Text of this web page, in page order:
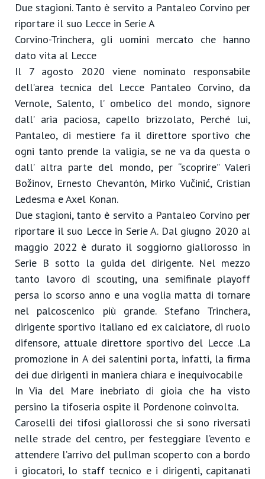
Due stagioni. Tanto è servito a Pantaleo Corvino per
riportare il suo Lecce in Serie A
Corvino-Trinchera, gli uomini mercato che hanno
dato vita al Lecce
Il 7 agosto 2020 viene nominato responsabile
dell’area tecnica del Lecce Pantaleo Corvino, da
Vernole, Salento, l’ ombelico del mondo, signore
dall’ aria paciosa, capello brizzolato, Perché lui,
Pantaleo, di mestiere fa il direttore sportivo che
ogni tanto prende la valigia, se ne va da questa o
dall’ altra parte del mondo, per “scoprire” Valeri
Božinov, Ernesto Chevantón, Mirko Vučinić, Cristian
Ledesma e Axel Konan.
Due stagioni, tanto è servito a Pantaleo Corvino per
riportare il suo Lecce in Serie A. Dal giugno 2020 al
maggio 2022 è durato il soggiorno giallorosso in
Serie B sotto la guida del dirigente. Nel mezzo
tanto lavoro di scouting, una semifinale playoff
persa lo scorso anno e una voglia matta di tornare
nel palcoscenico più grande. Stefano Trinchera,
dirigente sportivo italiano ed ex calciatore, di ruolo
difensore, attuale direttore sportivo del Lecce .La
promozione in A dei salentini porta, infatti, la firma
dei due dirigenti in maniera chiara e inequivocabile
In Via del Mare inebriato di gioia che ha visto
persino la tifoseria ospite il Pordenone coinvolta.
Caroselli dei tifosi giallorossi che si sono riversati
nelle strade del centro, per festeggiare l’evento e
attendere l’arrivo del pullman scoperto con a bordo
i giocatori, lo staff tecnico e i dirigenti, capitanati